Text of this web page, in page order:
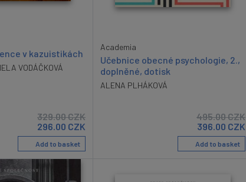
v kazuistikách
VODÁČKOVÁ
329.00CZK
296.00 CZK
Add to basket
Academia
Učebnice obecné psychologie, 2.,
doplněné, dotisk
ALENA PLHÁKOVÁ
495.00CZK
396.00 CZK
Add to basket